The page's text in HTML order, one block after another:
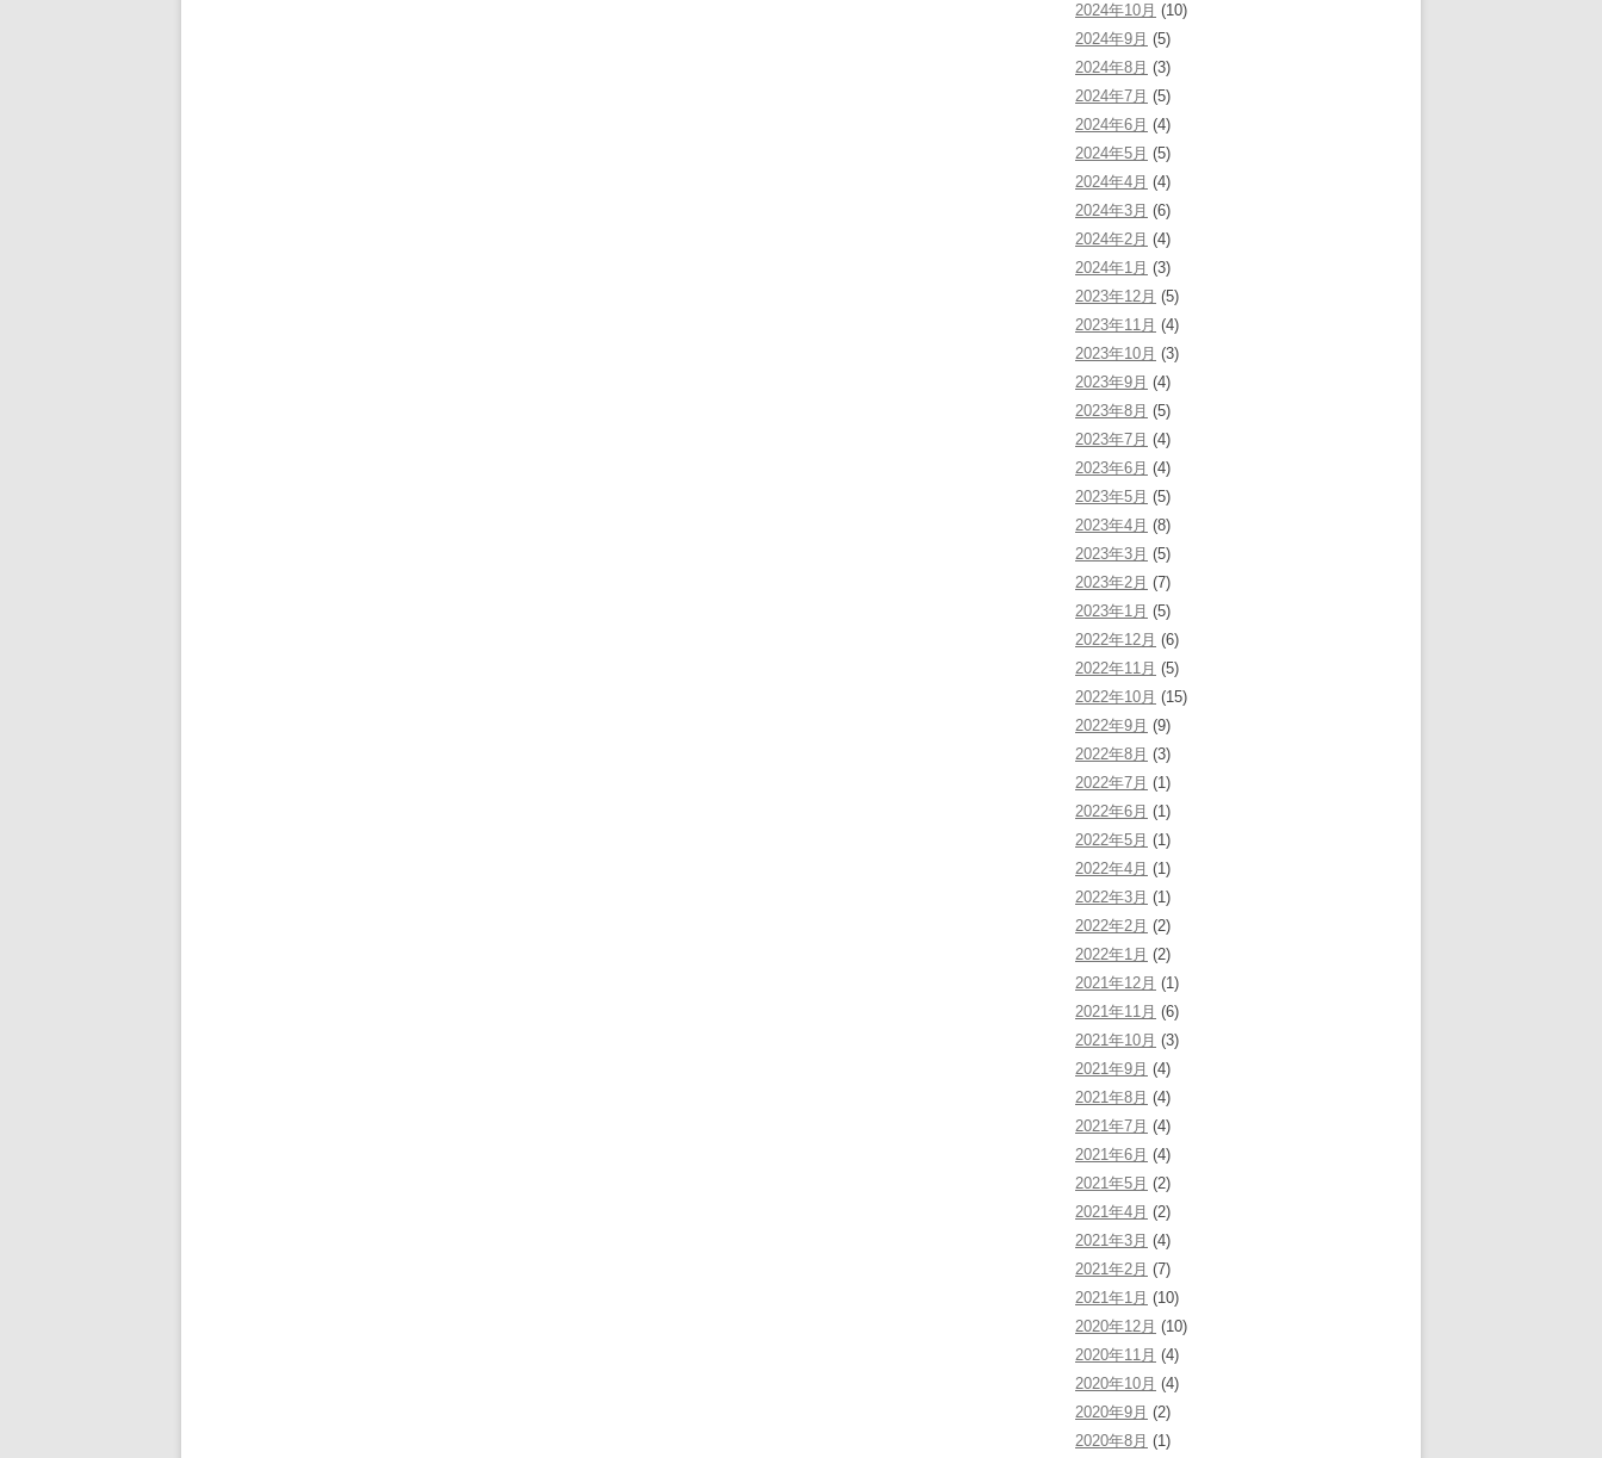
2024年10月 (10)
2024年9月 (5)
2024年8月 (3)
2024年7月 (5)
2024年6月 (4)
2024年5月 (5)
2024年4月 (4)
2024年3月 (6)
2024年2月 (4)
2024年1月 (3)
2023年12月 (5)
2023年11月 (4)
2023年10月 (3)
2023年9月 (4)
2023年8月 (5)
2023年7月 (4)
2023年6月 (4)
2023年5月 (5)
2023年4月 (8)
2023年3月 (5)
2023年2月 (7)
2023年1月 (5)
2022年12月 (6)
2022年11月 (5)
2022年10月 (15)
2022年9月 (9)
2022年8月 (3)
2022年7月 (1)
2022年6月 (1)
2022年5月 (1)
2022年4月 (1)
2022年3月 (1)
2022年2月 (2)
2022年1月 (2)
2021年12月 (1)
2021年11月 (6)
2021年10月 (3)
2021年9月 (4)
2021年8月 (4)
2021年7月 (4)
2021年6月 (4)
2021年5月 (2)
2021年4月 (2)
2021年3月 (4)
2021年2月 (7)
2021年1月 (10)
2020年12月 (10)
2020年11月 (4)
2020年10月 (4)
2020年9月 (2)
2020年8月 (1)